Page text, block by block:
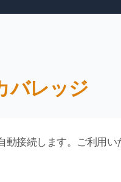
バレッジ
接続します。ご利用い